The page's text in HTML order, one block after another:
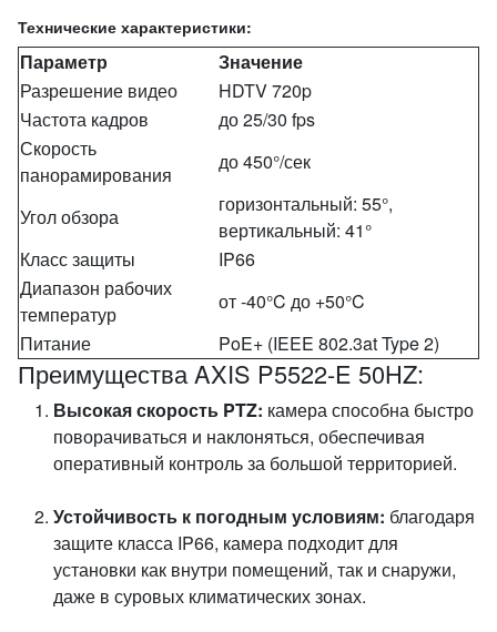
Технические характеристики:
Параметр
Значение
Разрешение видео
HDTV 720p
Частота кадров
до 25/30 fps
Скорость
панорамирования
до 450°/сек
Угол обзора
горизонтальный: 55°,
вертикальный: 41°
Класс защиты
IP66
Диапазон рабочих
температур
от -40°C до +50°C
Питание
PoE+ (IEEE 802.3at Type 2)
Преимущества AXIS P5522-E 50HZ:
Высокая скорость PTZ: камера способна быстро
поворачиваться и наклоняться, обеспечивая
оперативный контроль за большой территорией.
Устойчивость к погодным условиям: благодаря
защите класса IP66, камера подходит для
установки как внутри помещений, так и снаружи,
даже в суровых климатических зонах.